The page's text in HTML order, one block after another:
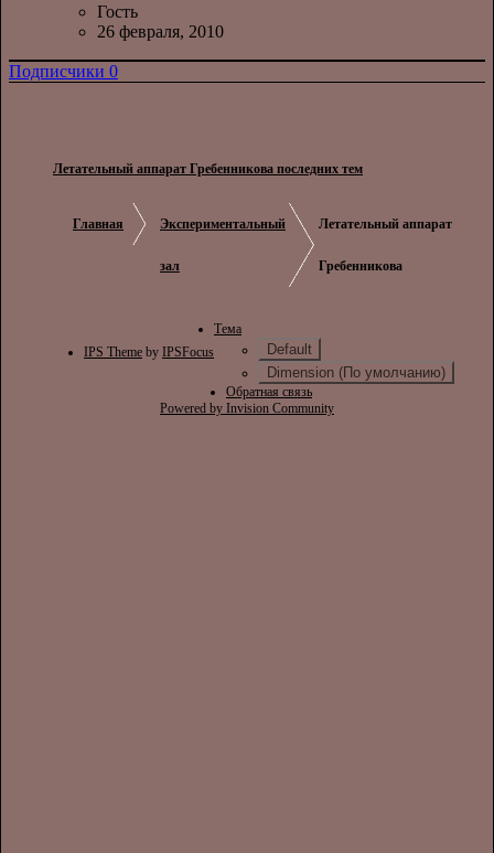
Гость
26 февраля, 2010
Подписчики 0
Летательный аппарат Гребенникова последних тем
Главная Экспериментальный
зал
Летательный аппарат
Гребенникова
IPS Theme by IPSFocus
Тема
Default
Dimension (По умолчанию)
Обратная связь
Powered by Invision Community